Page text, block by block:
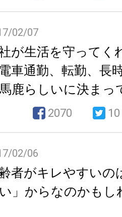
02/07
が生活を守ってく
車通勤、転勤、長
鹿らしいに決まっ
2070 10
02/06
者がキレやすいの
」からなのかもし